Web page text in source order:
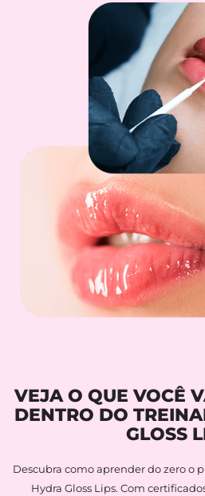
VEJA O QUE VOCÊ
DENTRO DO
GLOSS
Descubra como aprender do zero o
Hydra Gloss Lips. Com